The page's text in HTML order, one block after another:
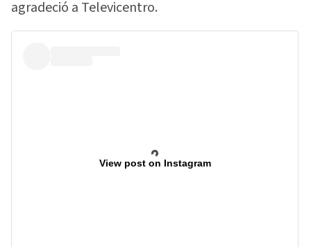
agradeció a Televicentro.
View post on Instagram